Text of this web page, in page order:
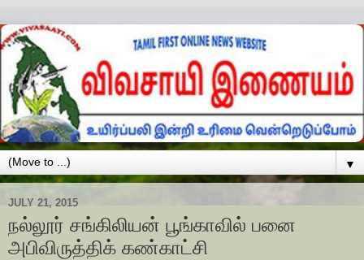
▼
JULY 21, 2015
நல்லூர் சங்கிலியன் பூங்காவில் பனை
அபிவிருத்திக் கண்காட்சி